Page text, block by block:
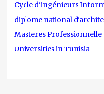
Cycle d'ingénieurs
diplome national
Masteres Professionnelle
Universities in Tunisia